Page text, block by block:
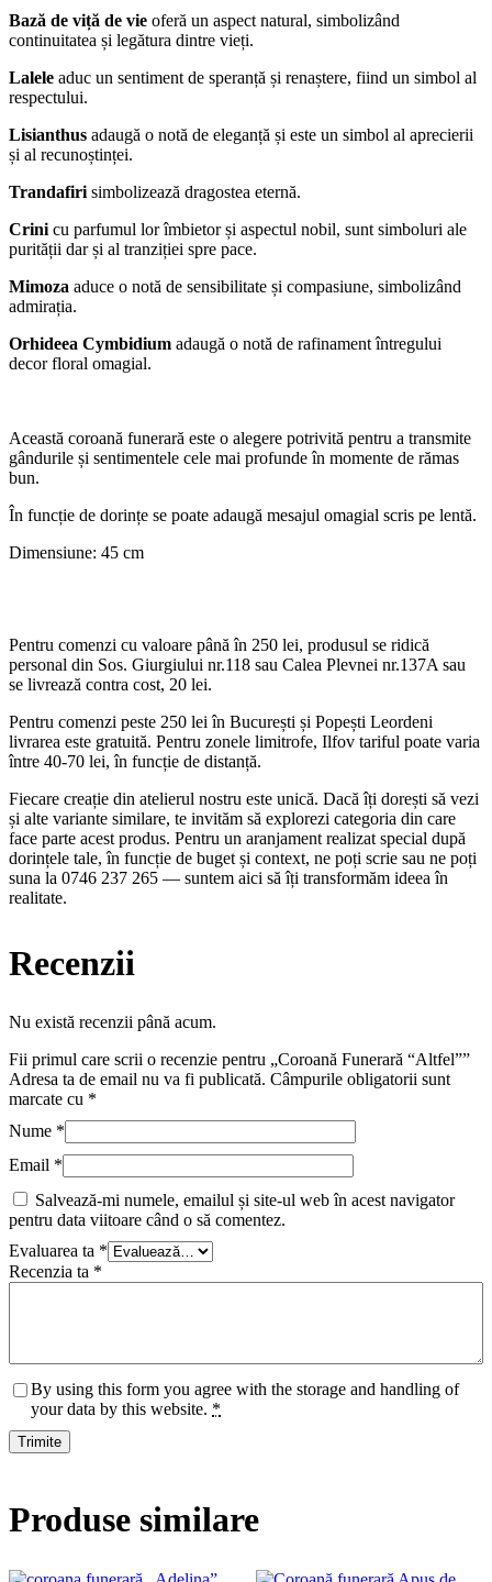
Bază de viță de vie oferă un aspect natural, simbolizând
continuitatea și legătura dintre vieți.
Lalele aduc un sentiment de speranță și renaștere, fiind un simbol al
respectului.
Lisianthus adaugă o notă de eleganță și este un simbol al aprecierii
și al recunoștinței.
Trandafiri simbolizează dragostea eternă.
Crini cu parfumul lor îmbietor și aspectul nobil, sunt simboluri ale
purității dar și al tranziției spre pace.
Mimoza aduce o notă de sensibilitate și compasiune, simbolizând
admirația.
Orhideea Cymbidium adaugă o notă de rafinament întregului
decor floral omagial.
Această coroană funerară este o alegere potrivită pentru a transmite
gândurile și sentimentele cele mai profunde în momente de rămas
bun.
În funcție de dorințe se poate adaugă mesajul omagial scris pe lentă.
Dimensiune: 45 cm
Pentru comenzi cu valoare până în 250 lei, produsul se ridică
personal din Sos. Giurgiului nr.118 sau Calea Plevnei nr.137A sau
se livrează contra cost, 20 lei.
Pentru comenzi peste 250 lei în București și Popești Leordeni
livrarea este gratuită. Pentru zonele limitrofe, Ilfov tariful poate varia
între 40-70 lei, în funcție de distanță.
Fiecare creație din atelierul nostru este unică. Dacă îți dorești să vezi
și alte variante similare, te invităm să explorezi categoria din care
face parte acest produs. Pentru un aranjament realizat special după
dorințele tale, în funcție de buget și context, ne poți scrie sau ne poți
suna la 0746 237 265 — suntem aici să îți transformăm ideea în
realitate.
Recenzii
Nu există recenzii până acum.
Fii primul care scrii o recenzie pentru „Coroană Funerară “Altfel””
Adresa ta de email nu va fi publicată. Câmpurile obligatorii sunt
marcate cu *
Nume *
Email *
Salvează-mi numele, emailul și site-ul web în acest navigator
pentru data viitoare când o să comentez.
Evaluarea ta *
Recenzia ta *
By using this form you agree with the storage and handling of
your data by this website. *
Produse similare